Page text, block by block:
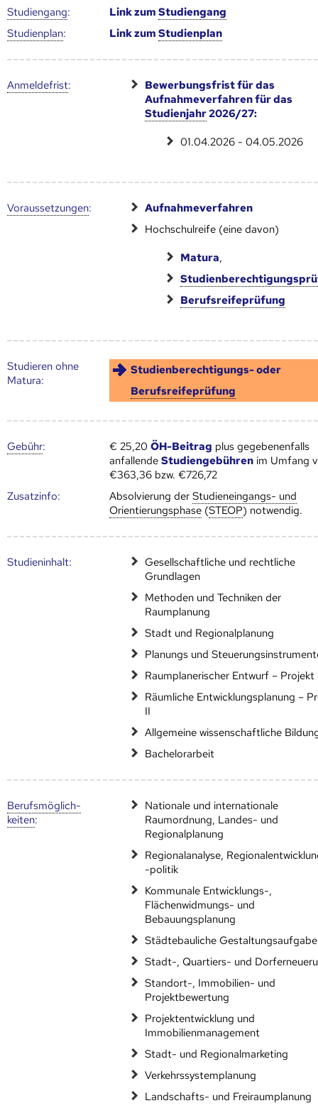
Studien­gang: Link zumStudien­gang
Studien­plan: Link zumStudien­plan
Anmelde­frist:
Bewerbungsfrist für das
Aufnahmeverfahren für das
Studienjahr2026/27:
01.04.2026 - 04.05.2026
Voraus­setzungen:
Aufnahmeverfahren
Hochschulreife (eine davon)
Matura,
Berufsreifeprüfung
Studieren ohne
Matura:
Studienberechtigungs- oder
Berufsreifeprüfung
Gebühr: € 25,20ÖH-Beitrag plus gegebenenfalls
anfallendeStudiengebühren im Umfang
€363,36 bzw. €726,72
Zusatz­info:
Absolvierung derStudieneingangs- und
Orientierungsphase (STEOP) notwendig.
Studien­inhalt:
Gesellschaftliche und rechtliche
Grundlagen
Methoden und Techniken der
Raumplanung
Stadt und Regionalplanung
Planungs und
Raumplanerischer Entwurf – Projekt
Räumliche Entwicklungsplanung –
II
Allgemeine wissenschaftliche
Bachelorarbeit
Berufs­möglich­
keiten:
Nationale und internationale
Raumordnung, Landes- und
Regionalplanung
Regionalanalyse,
-politik
Kommunale Entwicklungs-,
Flächenwidmungs- und
Bebauungsplanung
Städtebauliche
Stadt-, Quartiers- und
Standort-, Immobilien- und
Projektbewertung
Projektentwicklung und
Immobilienmanagement
Stadt- und Regionalmarketing
Verkehrssystemplanung
Landschafts- und Freiraumplanung